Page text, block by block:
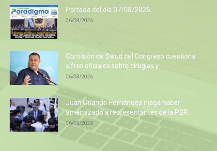
Portada del día 07/08/2026
06/08/2026
Comisión de Salud del Congreso cuestiona
cifras oficiales sobre cirugías y...
06/08/2026
Juan Orlando Hernández niega haber
amenazado a representantes de la PGR...
06/08/2026